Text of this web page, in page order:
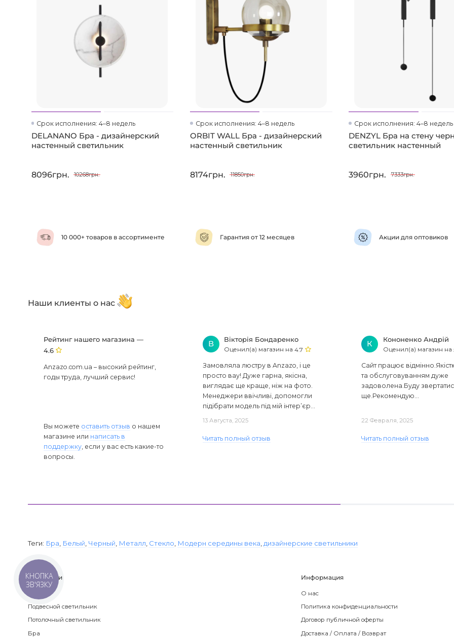
Срок исполнения: 4–8 недель
DELANANO Бра - дизайнерский
настенный светильник
8096грн. 10268грн.
Срок исполнения: 4–8 недель
ORBIT WALL Бра - дизайнерский
настенный светильник
8174грн. 11850грн.
Срок исполнения: 4–8 недель
DENZYL Бра на стену
светильник настенный
3960грн. 7333грн.
10 000+ товаров в ассортименте Гарантия от 12 месяцев Акции для оптовиков
Наши клиенты о нас
Рейтинг нашего магазина —
4.6
Anzazo.com.ua – высокий рейтинг,
годы труда, лучший сервис!
Вы можете оставить отзыв о нашем
магазине или написать в
поддержку , если у вас есть какие-то
вопросы.
В
Вікторія Бондаренко
Оценил(а) магазин на4.7
Замовляла люстру в Anzazo, і це
просто вау! Дуже гарна, якісна,
виглядає ще краще, ніж на фото.
Менеджери ввічливі, допомогли
підібрати модель під мій інтер’єр...
13 Августа, 2025
Читать полный отзыв
К
Кононенко Андрій
Оценил(а) магазин на
Сайт працює
та обслуговуванням дуже
задоволена.Буду
ще.Рекомендую...
22 Февраля, 2025
Читать полный отзыв
Теги: Бра Белый Черный Металл Стекло Модерн середины века дизайнерские светильники
Категории
Подвесной светильник
Потолочный светильник
Бра
Информация
О нас
Политика конфиденциальности
Договор публичной оферты
Доставка / Оплата / Возврат
КНОПКА
ЗВ'ЯЗКУ